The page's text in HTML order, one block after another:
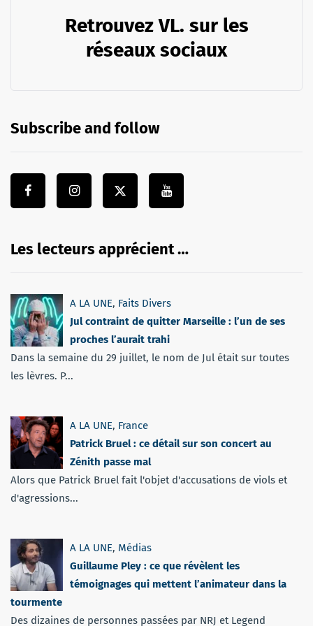
Retrouvez VL. sur les
réseaux sociaux
Subscribe and follow
Les lecteurs apprécient …
A LA UNE, Faits Divers
Jul contraint de quitter Marseille : l’un de ses
proches l’aurait trahi
Dans la semaine du 29 juillet, le nom de Jul était sur toutes
les lèvres. P...
A LA UNE, France
Patrick Bruel : ce détail sur son concert au
Zénith passe mal
Alors que Patrick Bruel fait l'objet d'accusations de viols et
d'agressions...
A LA UNE, Médias
Guillaume Pley : ce que révèlent les
témoignages qui mettent l’animateur dans la
tourmente
Des dizaines de personnes passées par NRJ et Legend